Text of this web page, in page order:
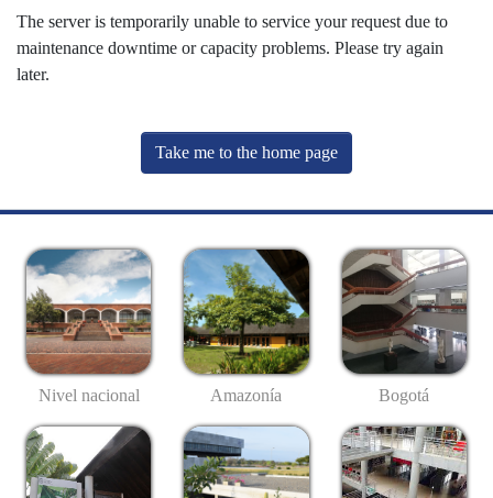
The server is temporarily unable to service your request due to
maintenance downtime or capacity problems. Please try again
later.
Take me to the home page
Nivel nacional Amazonía Bogotá